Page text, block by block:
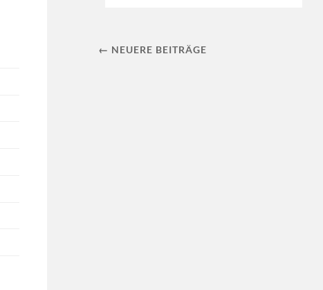
← NEUERE BEITRÄGE